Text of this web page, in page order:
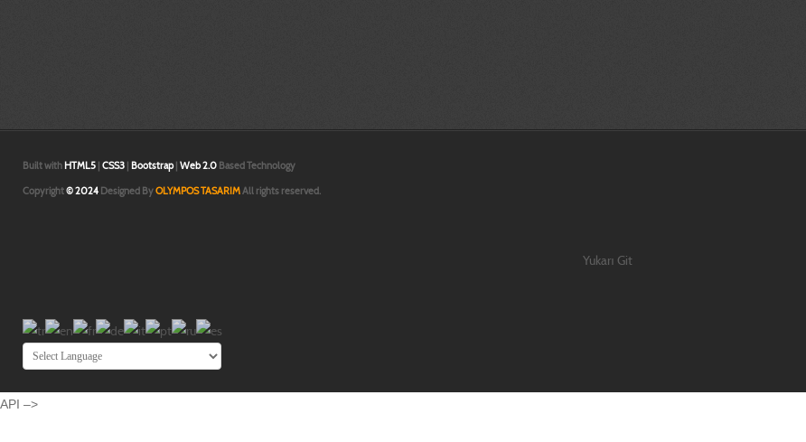
Built with HTML5 CSS3 Bootstrap| Web 2.0 Based Technology
Copyright© 2024 Designed ByOLYMPOS TASARIMAll rights reserved.
Yukarı Git
API –>